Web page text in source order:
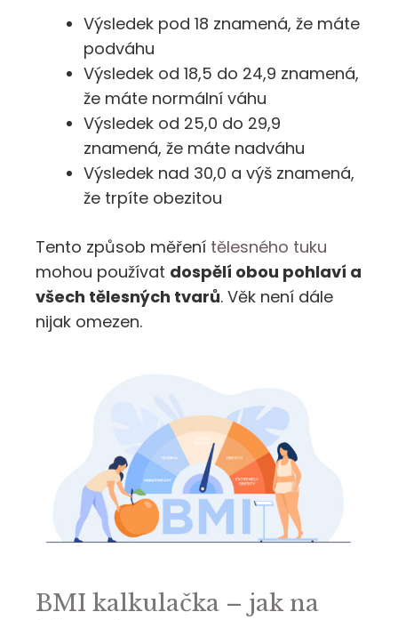
Výsledek pod 18 znamená, že máte
podváhu
Výsledek od 18,5 do 24,9 znamená,
že máte normální váhu
Výsledek od 25,0 do 29,9
znamená, že máte nadváhu
Výsledek nad 30,0 a výš znamená,
že trpíte obezitou
Tento způsob měření tělesného tuku
mohou používat dospělí obou pohlaví a
všech tělesných tvarů. Věk není dále
nijak omezen.
BMI kalkulačka – jak na